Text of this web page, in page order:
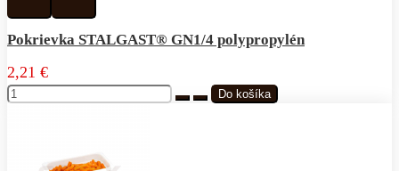
k
do
Pokrievka STALGAST® GN1/4 polypropylén
2,21 €